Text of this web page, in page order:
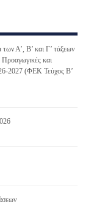
Α’, Β’ και Γ’ τάξεων
και
2027 (ΦΕΚ Τεύχος B’